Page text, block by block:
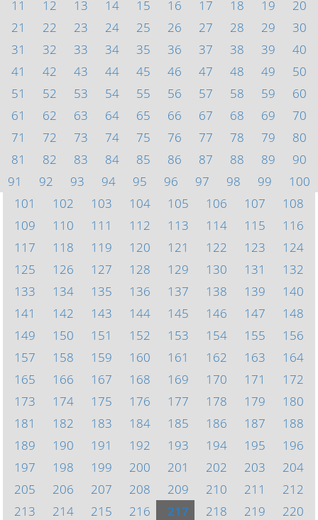
11
12 13 14 15 16 17 18 19
20
21
22 23 24 25 26 27 28 29
30
31
32 33 34 35 36 37 38 39
40
41
42 43 44 45 46 47 48 49
50
51
52 53 54 55 56 57 58 59
60
61
62 63 64 65 66 67 68 69
70
71
72 73 74 75 76 77 78 79
80
81
82 83 84 85 86 87 88 89
90
91
92 93 94 95 96 97 98 99
100
101
102 103 104 105 106 107
108
109
110 111 112 113 114 115
116
117
118 119 120 121 122 123
124
125
126 127 128 129 130 131
132
133
134 135 136 137 138 139
140
141
142 143 144 145 146 147
148
149
150 151 152 153 154 155
156
157
158 159 160 161 162 163
164
165
166 167 168 169 170 171
172
173
174 175 176 177 178 179
180
181
182 183 184 185 186 187
188
189
190 191 192 193 194 195
196
197
198 199 200 201 202 203
204
205
206 207 208 209 210 211
212
213
214 215 216 217 218 219
220